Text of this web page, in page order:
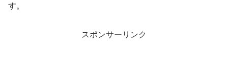
す。
スポンサーリンク